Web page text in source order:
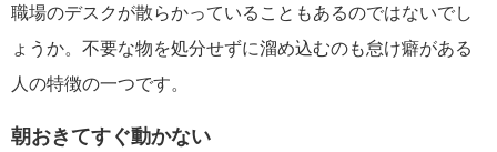
職場のデスクが散らかっていることもあるのではないでし
ょうか。不要な物を処分せずに溜め込むのも怠け癖がある
人の特徴の一つです。
朝おきてすぐ動かない